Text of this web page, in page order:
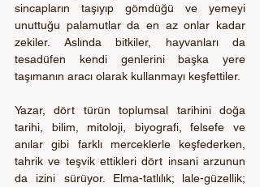
sincapların taşıyıp gömdüğü ve yemeyi
unuttuğu palamutlar da en az onlar kadar
zekiler. Aslında bitkiler, hayvanları da
tesadüfen kendi genlerini başka yere
taşımanın aracı olarak kullanmayı keşfettiler.
Yazar, dört türün toplumsal tarihini doğa
tarihi, bilim, mitoloji, biyografi, felsefe ve
anılar gibi farklı merceklerle keşfederken,
tahrik ve teşvik ettikleri dört insani arzunun
da izini sürüyor. Elma-tatlılık; lale-güzellik;